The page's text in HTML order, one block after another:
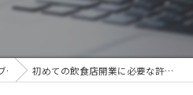
グ 初めての飲食店開業に必要な許認可申請 必ず知っておきたい行政書士の役割とは？